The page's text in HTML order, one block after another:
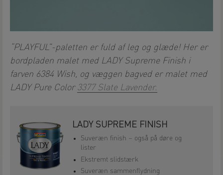
“PLAYFUL”-paletten er fuld af leg og glæde! Her er
bordpladen malet med LADY Supreme Finish i
farven 6384 Wish, og væggen bagved er malet med
LADY Pure Color 3377 Slate Lavender.
LADY SUPREME FINISH
Suveræn finish – også på døre og
lister
Ekstremt slidstærk
Suveræn sammenflydning